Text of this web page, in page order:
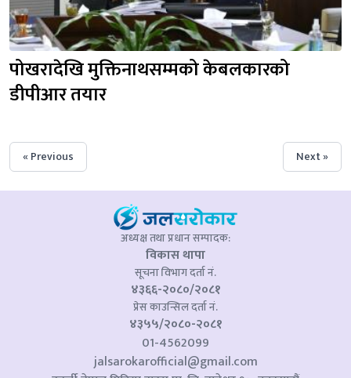
पोखरादेखि मुक्तिनाथसम्मको केबलकारको
डीपीआर तयार
« Previous Next »
अध्यक्ष तथा प्रधान सम्पादक:
विकास थापा
सूचना विभाग दर्ता नं.
४३६६-२०८०/२०८१
प्रेस काउन्सिल दर्ता नं.
४३५५/२०८०-२०८१
01-4562099
jalsarokarofficial@gmail.com